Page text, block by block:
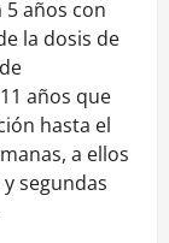
5 años con
la dosis de
años que
hasta el
a ellos
segundas